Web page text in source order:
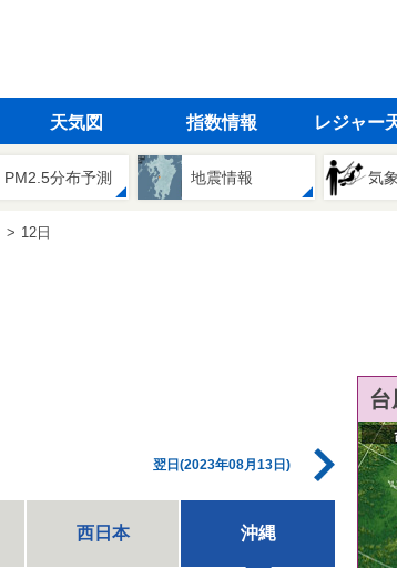
天気図 指数情報 レジャー
PM2.5分布予測 地震情報 気
12日
翌日(2023年08月13日)
西日本 沖縄